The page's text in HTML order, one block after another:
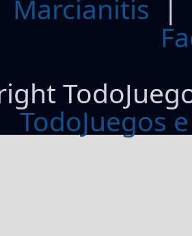
Marcianitis |
TodoJuegos